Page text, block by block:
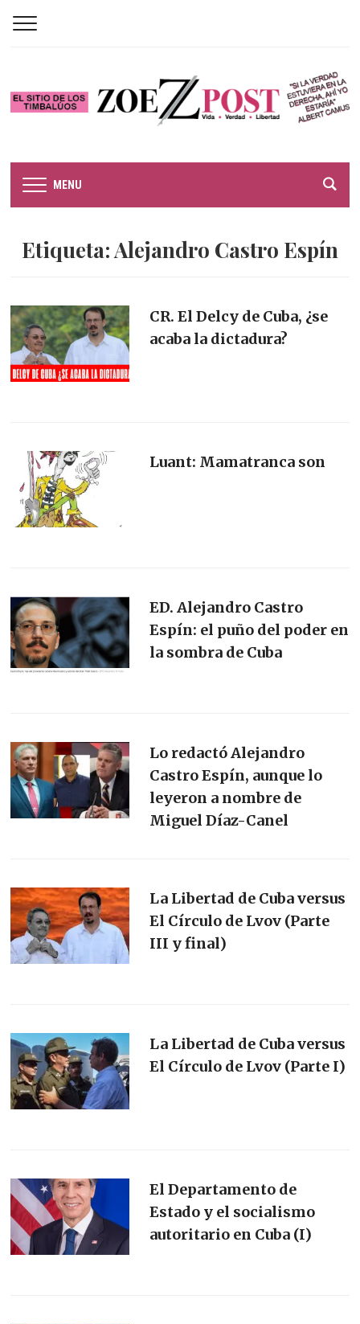
MENU
Etiqueta:Alejandro Castro Espín
CR. El Delcy de Cuba, ¿se
acaba la dictadura?
Luant: Mamatranca son
ED. Alejandro Castro
Espín: el puño del poder en
la sombra de Cuba
Lo redactó Alejandro
Castro Espín, aunque lo
leyeron a nombre de
Miguel Díaz-Canel
La Libertad de Cuba versus
El Círculo de Lvov (Parte
III y final)
La Libertad de Cuba versus
El Círculo de Lvov (Parte I)
El Departamento de
Estado y el socialismo
autoritario en Cuba (I)